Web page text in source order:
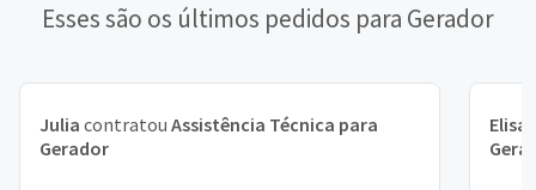
Esses são os últimos pedidos para Gerador
Julia contratou Assistência Técnica para
Gerador
Elisa